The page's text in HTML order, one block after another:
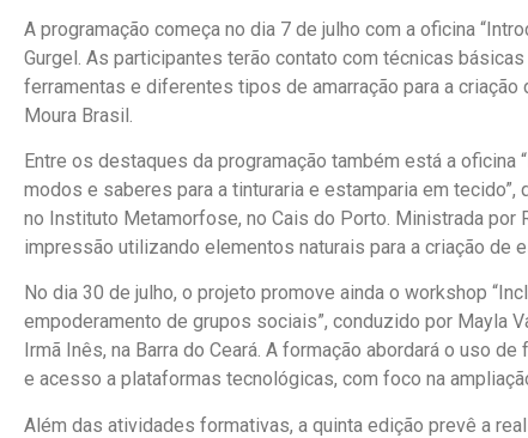
A programação começa no dia 7 de julho com a oficina
Gurgel. As participantes terão contato com técnicas
ferramentas e diferentes tipos de amarração para a
Moura Brasil.
Entre os destaques da programação também está a oficina
modos e saberes para a tinturaria e estamparia em
no Instituto Metamorfose, no Cais do Porto. Ministrada por
impressão utilizando elementos naturais para a criação de
No dia 30 de julho, o projeto promove ainda o workshop
empoderamento de grupos sociais”, conduzido por Mayla
Irmã Inês, na Barra do Ceará. A formação abordará o uso
e acesso a plataformas tecnológicas, com foco na
Além das atividades formativas, a quinta edição prevê a